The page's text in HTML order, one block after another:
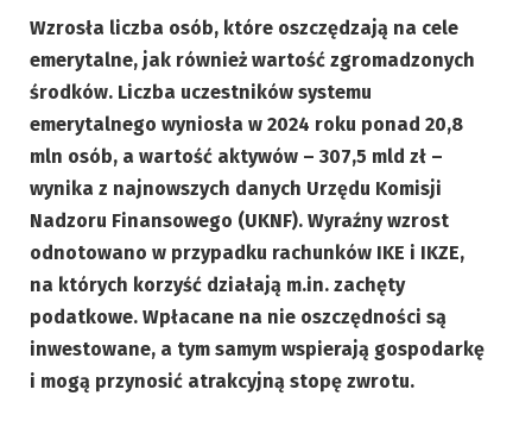
Wzrosła liczba osób, które oszczędzają na cele
emerytalne, jak również wartość zgromadzonych
środków. Liczba uczestników systemu
emerytalnego wyniosła w 2024 roku ponad 20,8
mln osób, a wartość aktywów – 307,5 mld zł –
wynika z najnowszych danych Urzędu Komisji
Nadzoru Finansowego (UKNF). Wyraźny wzrost
odnotowano w przypadku rachunków IKE i IKZE,
na których korzyść działają m.in. zachęty
podatkowe. Wpłacane na nie oszczędności są
inwestowane, a tym samym wspierają gospodarkę
i mogą przynosić atrakcyjną stopę zwrotu.